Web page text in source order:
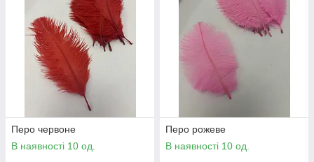
Перо червоне
В наявності 10 од.
Перо рожеве
В наявності 10 од.